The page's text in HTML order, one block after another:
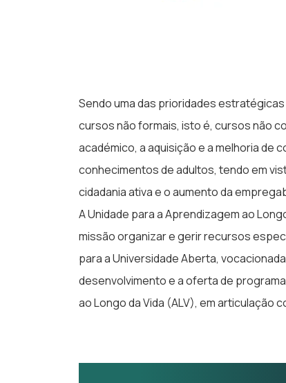
Sendo uma das prioridades estratégicas
cursos não formais, isto é, cursos não
académico, a aquisição e a melhoria de
conhecimentos de adultos, tendo em
cidadania ativa e o aumento da
A Unidade para a Aprendizagem ao
missão organizar e gerir recursos
para a Universidade Aberta,
desenvolvimento e a oferta de
ao Longo da Vida (ALV), em articulação